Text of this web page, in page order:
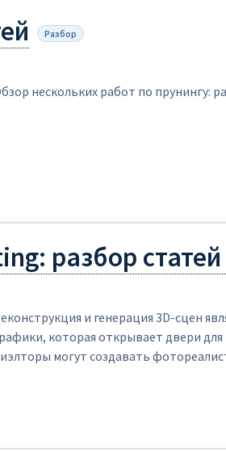
Разбор
нескольких работ по прунингу:
разбор
и генерация 3D-сцен
которая открывает двери
могут создавать